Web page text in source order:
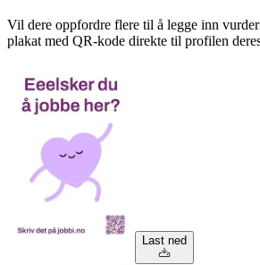
Vil dere oppfordre flere til å legge inn
plakat med QR-kode direkte til profilen
Last ned